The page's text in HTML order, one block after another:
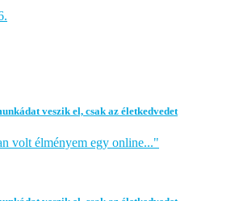
veszik el, csak az életkedvedet
volt élményem egy online..."